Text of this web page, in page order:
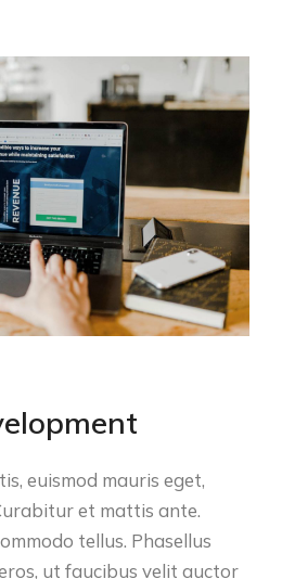
euismod mauris eget,
et mattis ante.
tellus. Phasellus
ut faucibus velit auctor